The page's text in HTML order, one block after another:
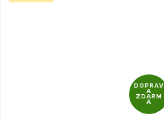
DOPRAV
A
ZDARM
A